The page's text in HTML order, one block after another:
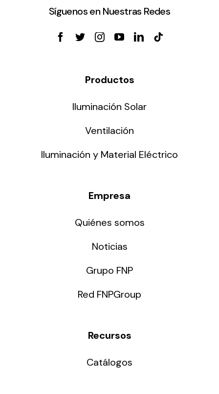
Síguenos en Nuestras Redes
Productos
Iluminación Solar
Ventilación
Iluminación y Material Eléctrico
Empresa
Quiénes somos
Noticias
Grupo FNP
Red FNPGroup
Recursos
Catálogos